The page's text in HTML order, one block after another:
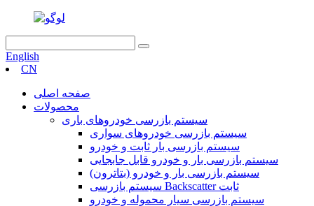
English
CN
صفحه اصلی
محصولات
سیستم بازرسی خودروهای باری
سیستم بازرسی خودروهای سواری
سیستم بازرسی بار ثابت و خودرو
سیستم بازرسی بار و خودرو قابل جابجایی
سیستم بازرسی بار و خودرو (بتاترون)
سیستم بازرسی Backscatter ثابت
سیستم بازرسی سیار محموله و خودرو